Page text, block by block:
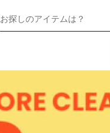
お探しのアイテムは？